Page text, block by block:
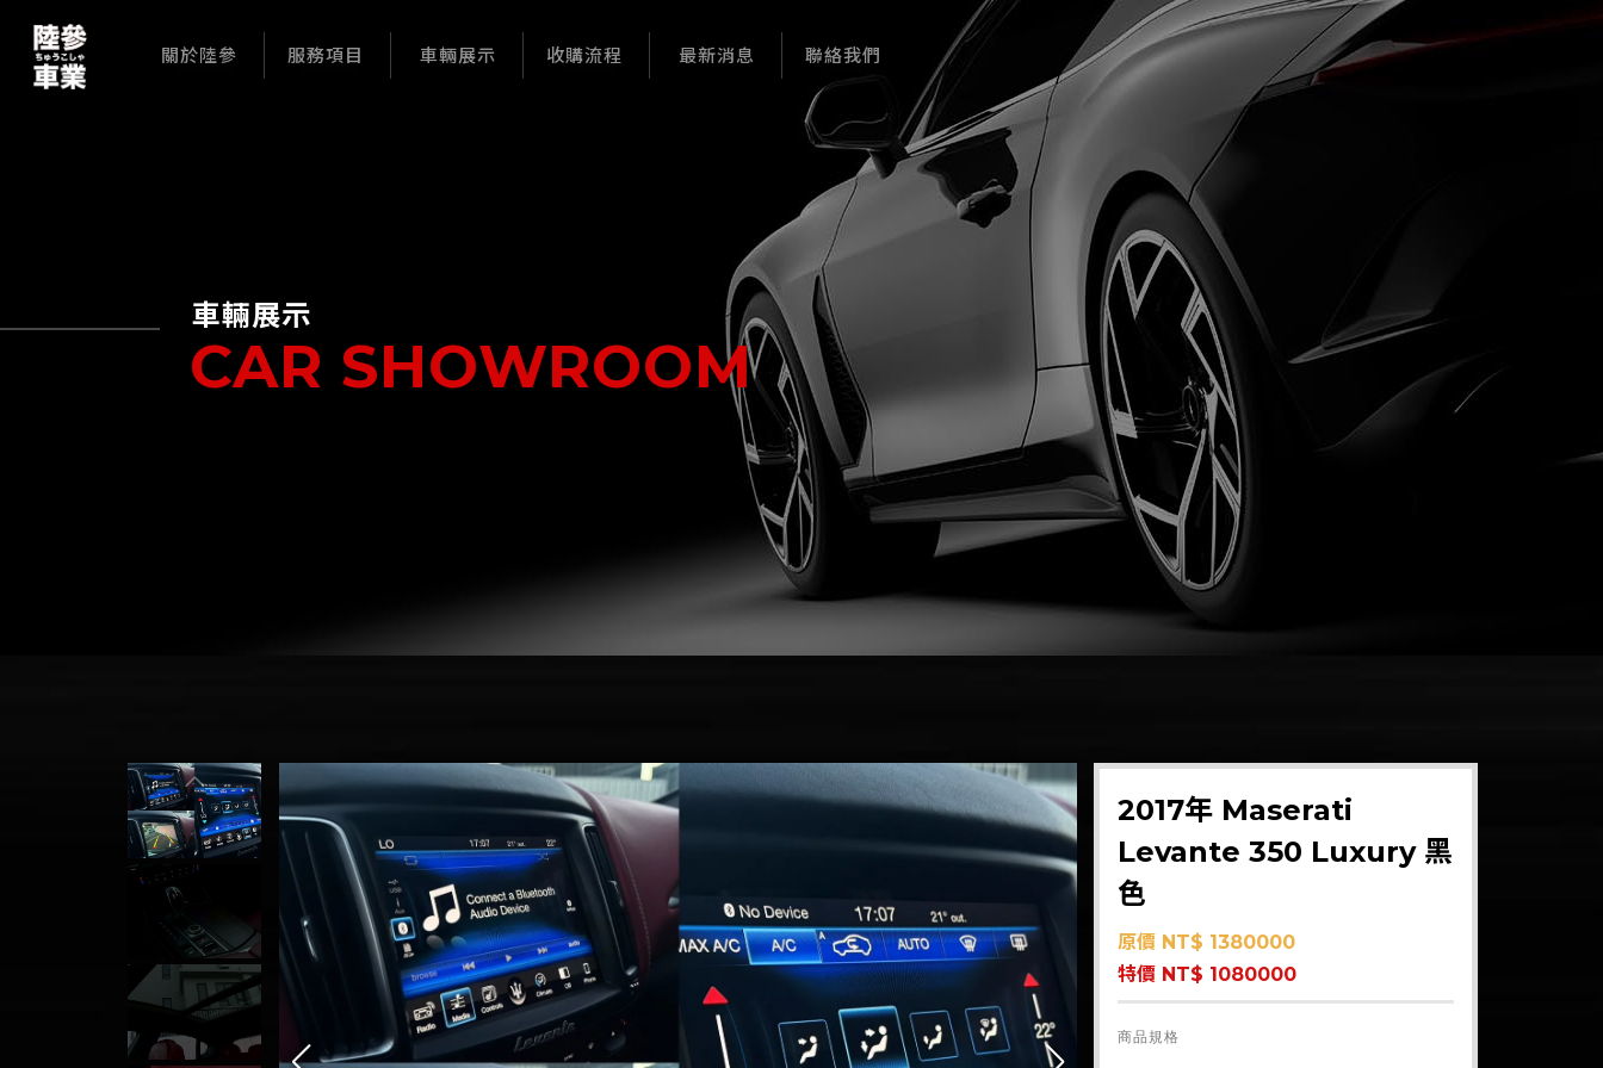
關於陸參 服務項目 車輛展示 收購流程 最新消息 聯絡我們
車輛展示
2017年 Maserati
Levante 350 Luxury 黑
色
原價 NT$ 1380000
特價 NT$ 1080000
商品規格